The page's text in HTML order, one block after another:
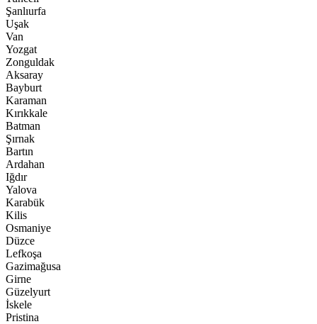
Şanlıurfa
Uşak
Van
Yozgat
Zonguldak
Aksaray
Bayburt
Karaman
Kırıkkale
Batman
Şırnak
Bartın
Ardahan
Iğdır
Yalova
Karabük
Kilis
Osmaniye
Düzce
Lefkoşa
Gazimağusa
Girne
Güzelyurt
İskele
Pristina